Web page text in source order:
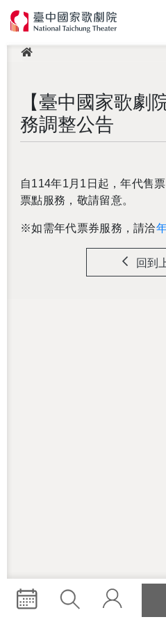
【臺中國家歌劇
務調整公告
自114年1月1日起，年代售
票點服務，敬請留意。
※如需年代票券服務，請洽
回到
此頁面受 Google reCAPTCHA 保護
This site is protected by
PolicyandTerms of Serviceapply.
LOGIN